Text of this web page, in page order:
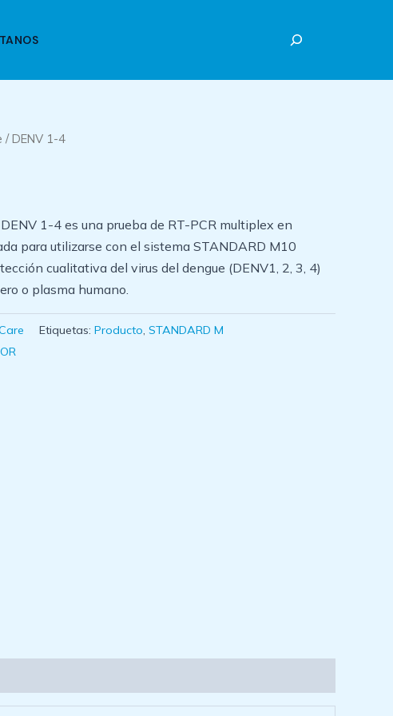
/ DENV 1-4
1-4 es una prueba de RT-PCR multiplex en
para utilizarse con el sistema STANDARD M10
cualitativa del virus del dengue (DENV1, 2, 3, 4)
o plasma humano.
Etiquetas: Producto, STANDARD M